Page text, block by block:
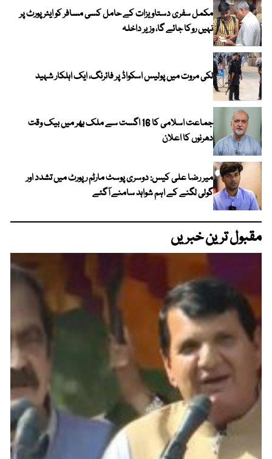
مکمل سفری دستاویزات کے حامل کسی مسافر کو ایئرپورٹ پر
نہیں روکا جائے گا، وزیر داخلہ
لکی مروت میں پولیس اسکواڈ پر فائرنگ، ایک اہلکار شہید
جماعت اسلامی کا 16 اگست سے ملک بھر میں بیک وقت
دھرنوں کا اعلان
میر رضا علی کیس: دوسری پوسٹ مارٹم رپورٹ میں تشدد اور
گولی لگنے کے اہم شواہد سامنے آگئے
مقبول ترین خبریں